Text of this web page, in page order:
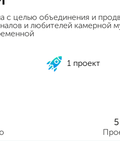
с целью объединения и
и любителей камерной
1 проект